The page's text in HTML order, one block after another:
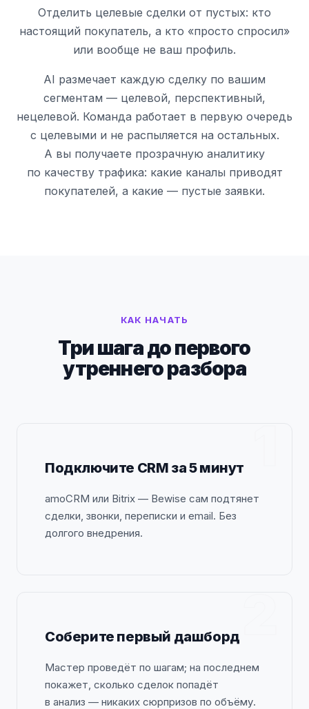
Отделить целевые сделки от пустых: кто
настоящий покупатель, а кто «просто спросил»
или вообще не ваш профиль.
AI размечает каждую сделку по вашим
сегментам — целевой, перспективный,
нецелевой. Команда работает в первую очередь
с целевыми и не распыляется на остальных.
А вы получаете прозрачную аналитику
по качеству трафика: какие каналы приводят
покупателей, а какие — пустые заявки.
КАК НАЧАТЬ
Три шага до первого
утреннего разбора
Подключите CRM за 5 минут
amoCRM или Bitrix — Bewise сам подтянет
сделки, звонки, переписки и email. Без
долгого внедрения.
Соберите первый дашборд
Мастер проведёт по шагам; на последнем
покажет, сколько сделок попадёт
в анализ — никаких сюрпризов по объёму.